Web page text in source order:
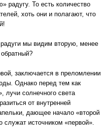
радугу. То есть количество
хоть они и полагают, что
мы видим вторую, менее
заключается в преломлении
Однако перед тем как
лучи солнечного света
от внутренней
дающее начало «второй
служат источником «первой».